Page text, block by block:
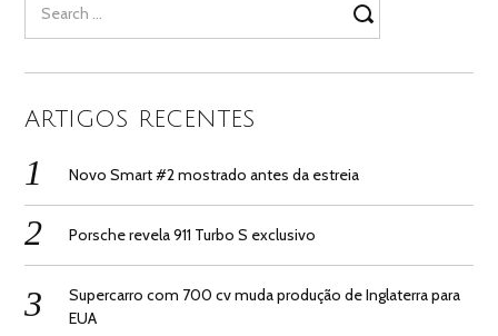
for:
ARTIGOS RECENTES
Novo Smart #2 mostrado antes da estreia
Porsche revela 911 Turbo S exclusivo
Supercarro com 700 cv muda produção de Inglaterra para
EUA